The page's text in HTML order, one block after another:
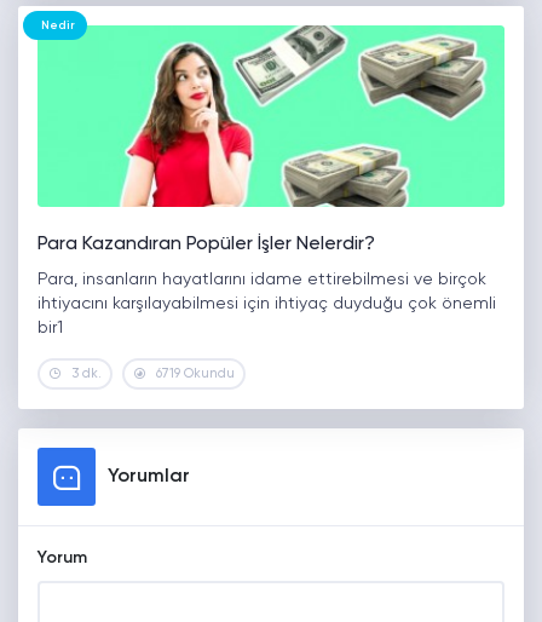
Nedir
Para Kazandıran Popüler İşler Nelerdir?
Para, insanların hayatlarını idame ettirebilmesi ve birçok
ihtiyacını karşılayabilmesi için ihtiyaç duyduğu çok önemli
bir1
3 dk. 6719 Okundu
Yorumlar
Yorum